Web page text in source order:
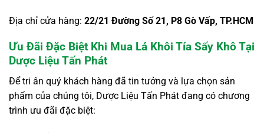
Địa chỉ cửa hàng: 22/21 Đường Số 21, P8 Gò Vấp, TP.HCM
Ưu Đãi Đặc Biệt Khi Mua Lá Khôi Tía Sấy Khô Tại
Dược Liệu Tấn Phát
Để tri ân quý khách hàng đã tin tưởng và lựa chọn sản
phẩm của chúng tôi, Dược Liệu Tấn Phát đang có chương
trình ưu đãi đặc biệt: